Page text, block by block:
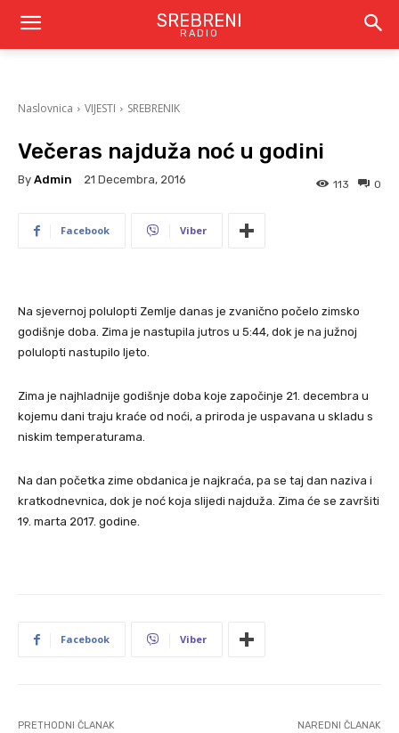
SREBRENI
RADIO
Naslovnica VIJESTI SREBRENIK
Večeras najduža noć u godini
By Admin 21 Decembra, 2016 0
113
Facebook Viber
Na sjevernoj polulopti Zemlje danas je zvanično počelo zimsko
godišnje doba. Zima je nastupila jutros u 5:44, dok je na južnoj
polulopti nastupilo ljeto.
Zima je najhladnije godišnje doba koje započinje 21. decembra u
kojemu dani traju kraće od noći, a priroda je uspavana u skladu s
niskim temperaturama.
Na dan početka zime obdanica je najkraća, pa se taj dan naziva i
kratkodnevnica, dok je noć koja slijedi najduža. Zima će se završiti
19. marta 2017. godine.
Facebook Viber
PRETHODNI ČLANAK NAREDNI ČLANAK